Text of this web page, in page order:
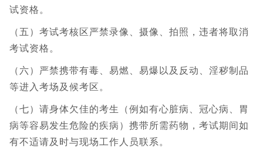
试资格。
（五）考试考核区严禁录像、摄像、拍照，违者将取消
考试资格。
（六）严禁携带有毒、易燃、易爆以及反动、淫秽制品
等进入考场及候考区。
（七）请身体欠佳的考生（例如有心脏病、冠心病、胃
病等容易发生危险的疾病）携带所需药物，考试期间如
有不适请及时与现场工作人员联系。